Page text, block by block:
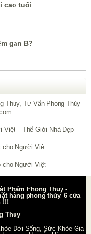
cao tuổi
gan B?
Phẩm Phong Thủy -
hàng phong thủy, 6 cửa
!!!
Đời Sống, Sức Khỏe Gia